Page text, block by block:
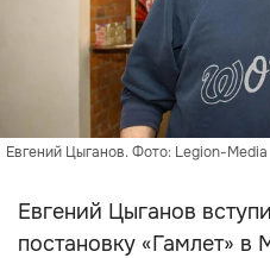
Евгений Цыганов. Фото: Legion-Media
Евгений Цыганов
постановку «Гамлет»